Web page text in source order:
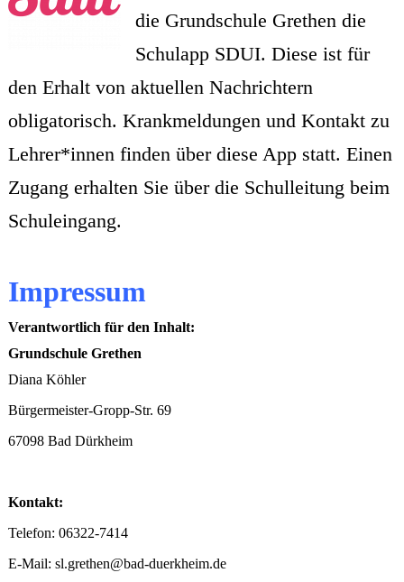
die Grundschule Grethen die
Schulapp SDUI. Diese ist für
den Erhalt von aktuellen Nachrichtern
obligatorisch. Krankmeldungen und Kontakt zu
Lehrer*innen finden über diese App statt. Einen
Zugang erhalten Sie über die Schulleitung beim
Schuleingang.
Impressum
Verantwortlich für den Inhalt:
Grundschule Grethen
Diana Köhler
Bürgermeister-Gropp-Str. 69
67098 Bad Dürkheim
Kontakt:
Telefon: 06322-7414
E-Mail: sl.grethen@bad-duerkheim.de